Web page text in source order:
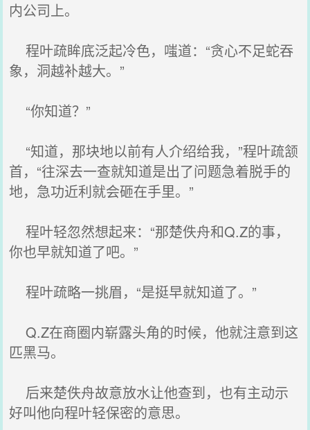
内公司上。
程叶疏眸底泛起冷色，嗤道：“贪心不足蛇吞
象，洞越补越大。”
“你知道？”
“知道，那块地以前有人介绍给我，”程叶疏颔
首，“往深去一查就知道是出了问题急着脱手的
地，急功近利就会砸在手里。”
程叶轻忽然想起来：“那楚佚舟和Q.Z的事，
你也早就知道了吧。”
程叶疏略一挑眉，“是挺早就知道了。”
Q.Z在商圈内崭露头角的时候，他就注意到这
匹黑马。
后来楚佚舟故意放水让他查到，也有主动示
好叫他向程叶轻保密的意思。